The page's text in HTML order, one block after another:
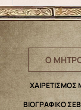
Ο
ΒΙΟΓΡΑΦΙΚΟ